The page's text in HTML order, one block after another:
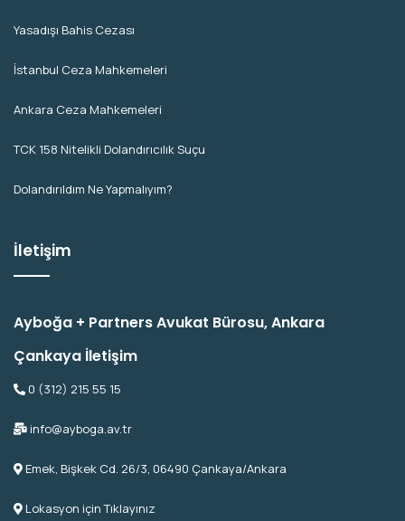
Yasadışı Bahis Cezası
İstanbul Ceza Mahkemeleri
Ankara Ceza Mahkemeleri
TCK 158 Nitelikli Dolandırıcılık Suçu
Dolandırıldım Ne Yapmalıyım?
İletişim
Ayboğa + Partners Avukat Bürosu, Ankara
Çankaya İletişim
0 (312) 215 55 15
info@ayboga.av.tr
Emek, Bişkek Cd. 26/3, 06490 Çankaya/Ankara
Lokasyon için Tıklayınız